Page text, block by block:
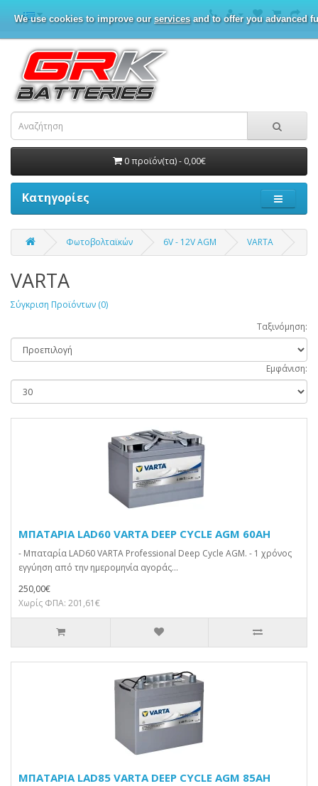
We use cookies to improve our servicesand to offer you advanced
0 προϊόν(τα) - 0,00€
Κατηγορίες
Φωτοβολταϊκών 6V - 12V AGM VARTA
VARTA
Σύγκριση Προϊόντων (0)
Ταξινόμηση:
Εμφάνιση:
ΜΠΑΤΑΡΙΑ LAD60 VARTA DEEP CYCLE AGM 60AH
- Μπαταρία LAD60 VARTA Professional Deep Cycle AGM. - 1 χρόνος
εγγύηση από την ημερομηνία αγοράς...
250,00€
Χωρίς ΦΠΑ: 201,61€
ΜΠΑΤΑΡΙΑ LAD85 VARTA DEEP CYCLE AGM 85AH